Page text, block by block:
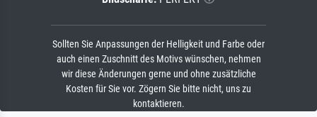
Sollten Sie Anpassungen der Helligkeit und Farbe oder
auch einen Zuschnitt des Motivs wünschen, nehmen
wir diese Änderungen gerne und ohne zusätzliche
Kosten für Sie vor. Zögern Sie bitte nicht, uns zu
kontaktieren.